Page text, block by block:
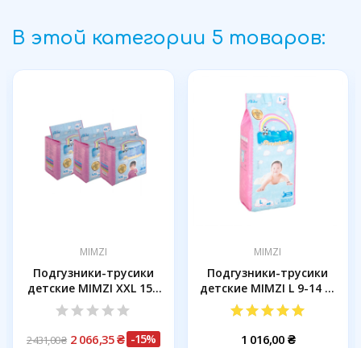
В этой категории 5 товаров:
MIMZI
Подгузники-трусики
детские MIMZI XXL 15+
кг 34...
2 431,00 ₴ 2 066,35 ₴ -15%
MIMZI
Подгузники-трусики
детские MIMZI L 9-14 кг
48...
1 016,00 ₴